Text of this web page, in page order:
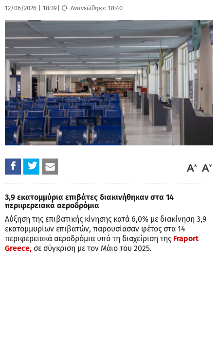
12/06/2026 18:39 Ανανεώθηκε:18:40
3,9 εκατομμύρια επιβάτες διακινήθηκαν στα 14
περιφερειακά αεροδρόμια
Αύξηση της επιβατικής κίνησης κατά 6,0% με διακίνηση 3,9
εκατομμυρίων επιβατών, παρουσίασαν φέτος στα 14
περιφερειακά αεροδρόμια υπό τη διαχείριση της Fraport
Greece, σε σύγκριση με τον Μάιο του 2025.